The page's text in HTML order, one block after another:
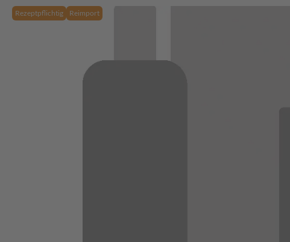
Rezeptpflichtig Reimport